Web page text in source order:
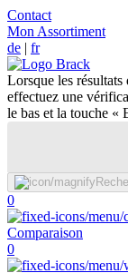
Contact
Mon Assortiment
de | fr
Lorsque les résultats
effectuez une
le bas et la touche «
0
Comparaison
0